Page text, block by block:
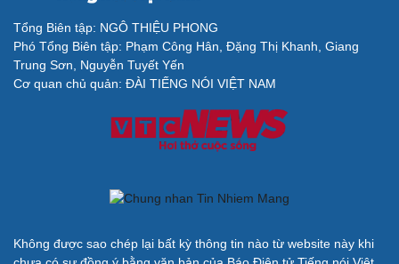
Tổng Biên tập: NGÔ THIỆU PHONG
Phó Tổng Biên tập: Phạm Công Hân, Đặng Thị Khanh, Giang
Trung Sơn, Nguyễn Tuyết Yến
Cơ quan chủ quản: ĐÀI TIẾNG NÓI VIỆT NAM
Không được sao chép lại bất kỳ thông tin nào từ website này khi